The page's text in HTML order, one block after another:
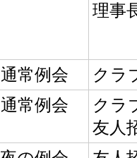
理事
通常例会
クラ
通常例会
クラ
友人